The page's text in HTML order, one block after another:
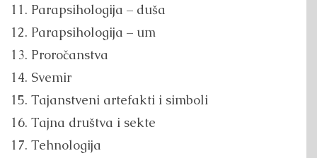
11. Parapsihologija – duša
12. Parapsihologija – um
13. Proročanstva
14. Svemir
15. Tajanstveni artefakti i simboli
16. Tajna društva i sekte
17. Tehnologija